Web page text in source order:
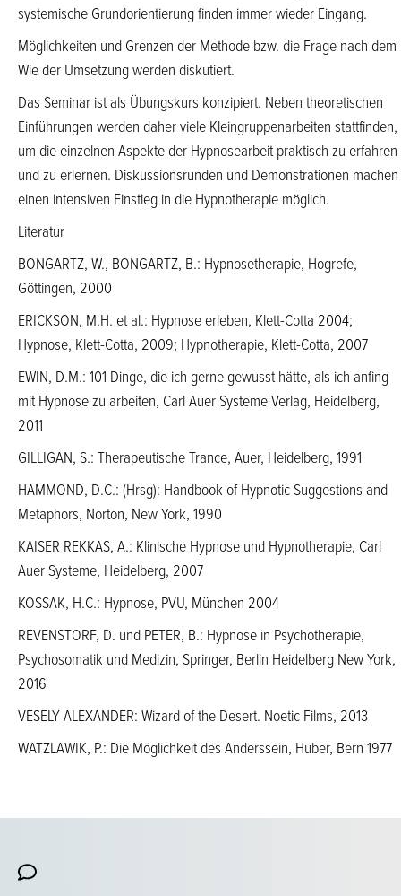
systemische Grundorientierung finden immer wieder Eingang.
Möglichkeiten und Grenzen der Methode bzw. die Frage nach dem
Wie der Umsetzung werden diskutiert.
Das Seminar ist als Übungskurs konzipiert. Neben theoretischen
Einführungen werden daher viele Kleingruppenarbeiten stattfinden,
um die einzelnen Aspekte der Hypnosearbeit praktisch zu erfahren
und zu erlernen. Diskussionsrunden und Demonstrationen machen
einen intensiven Einstieg in die Hypnotherapie möglich.
Literatur
BONGARTZ, W., BONGARTZ, B.: Hypnosetherapie, Hogrefe,
Göttingen, 2000
ERICKSON, M.H. et al.: Hypnose erleben, Klett-Cotta 2004;
Hypnose, Klett-Cotta, 2009; Hypnotherapie, Klett-Cotta, 2007
EWIN, D.M.: 101 Dinge, die ich gerne gewusst hätte, als ich anfing
mit Hypnose zu arbeiten, Carl Auer Systeme Verlag, Heidelberg,
2011
GILLIGAN, S.: Therapeutische Trance, Auer, Heidelberg, 1991
HAMMOND, D.C.: (Hrsg): Handbook of Hypnotic Suggestions and
Metaphors, Norton, New York, 1990
KAISER REKKAS, A.: Klinische Hypnose und Hypnotherapie, Carl
Auer Systeme, Heidelberg, 2007
KOSSAK, H.C.: Hypnose, PVU, München 2004
REVENSTORF, D. und PETER, B.: Hypnose in Psychotherapie,
Psychosomatik und Medizin, Springer, Berlin Heidelberg New York,
2016
VESELY ALEXANDER: Wizard of the Desert. Noetic Films, 2013
WATZLAWIK, P.: Die Möglichkeit des Anderssein, Huber, Bern 1977